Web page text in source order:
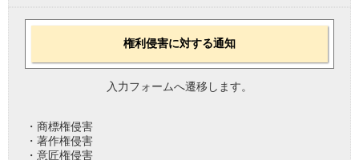
権利侵害に対する通知
入力フォームへ遷移します。
・商標権侵害
・著作権侵害
・意匠権侵害